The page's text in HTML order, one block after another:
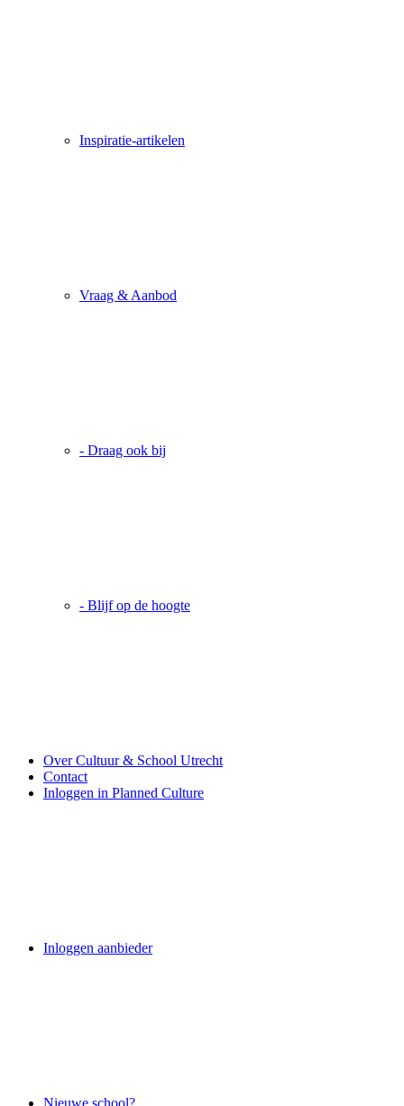
Inspiratie-artikelen
Vraag & Aanbod
- Draag ook bij
- Blijf op de hoogte
Over Cultuur & School Utrecht
Contact
Inloggen in Planned Culture
Inloggen aanbieder
Nieuwe school?